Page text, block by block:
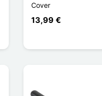
Cover
13,99 €